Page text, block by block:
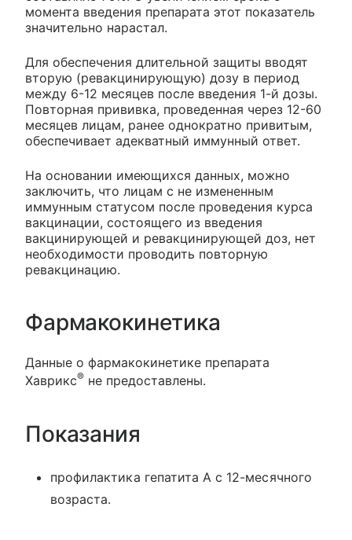
момента введения препарата этот показатель
значительно нарастал.
Для обеспечения длительной защиты вводят
вторую (ревакцинирующую) дозу в период
между 6-12 месяцев после введения 1-й дозы.
Повторная прививка, проведенная через 12-60
месяцев лицам, ранее однократно привитым,
обеспечивает адекватный иммунный ответ.
На основании имеющихся данных, можно
заключить, что лицам с не измененным
иммунным статусом после проведения курса
вакцинации, состоящего из введения
вакцинирующей и ревакцинирующей доз, нет
необходимости проводить повторную
ревакцинацию.
Фармакокинетика
Данные о фармакокинетике препарата
Хаврикс® не предоставлены.
Показания
профилактика гепатита А с 12-месячного
возраста.